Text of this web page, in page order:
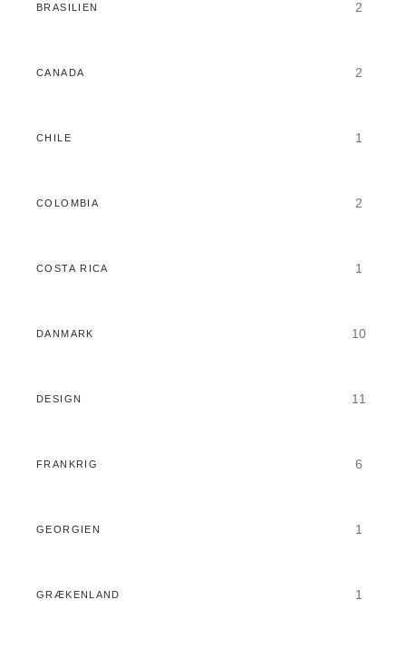
BRASILIEN 2
CANADA 2
CHILE 1
COLOMBIA 2
COSTA RICA 1
DANMARK 10
DESIGN 11
FRANKRIG 6
GEORGIEN 1
GRÆKENLAND 1